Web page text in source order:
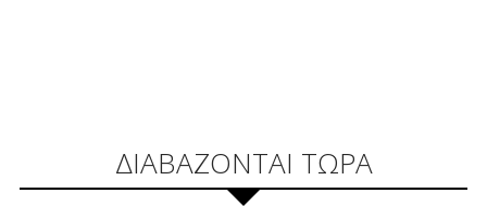
ΔΙΑΒΑΖΟΝΤΑΙ ΤΩΡΑ